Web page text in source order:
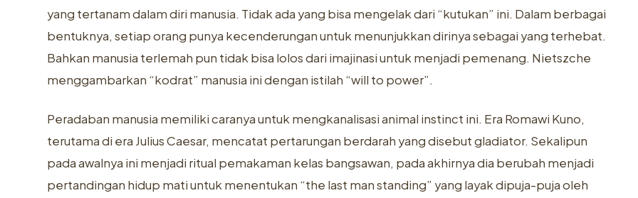
yang tertanam dalam diri manusia. Tidak ada yang bisa mengelak dari “kutukan” ini. Dalam berbagai
bentuknya, setiap orang punya kecenderungan untuk menunjukkan dirinya sebagai yang terhebat.
Bahkan manusia terlemah pun tidak bisa lolos dari imajinasi untuk menjadi pemenang. Nietszche
menggambarkan “kodrat” manusia ini dengan istilah “will to power”.
Peradaban manusia memiliki caranya untuk mengkanalisasi animal instinct ini. Era Romawi Kuno,
terutama di era Julius Caesar, mencatat pertarungan berdarah yang disebut gladiator. Sekalipun
pada awalnya ini menjadi ritual pemakaman kelas bangsawan, pada akhirnya dia berubah menjadi
pertandingan hidup mati untuk menentukan “the last man standing” yang layak dipuja-puja oleh